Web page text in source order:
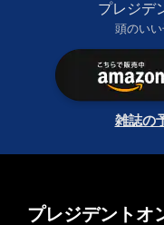
プレジデ
頭のい
雑誌の
プレジデントオ